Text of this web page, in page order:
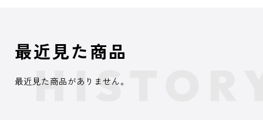
最近見た商品
最近見た商品がありません。